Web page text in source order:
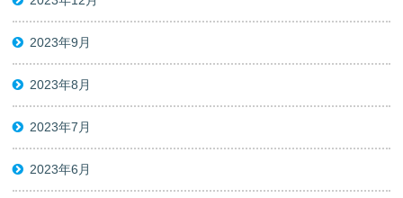
2023年9月
2023年8月
2023年7月
2023年6月